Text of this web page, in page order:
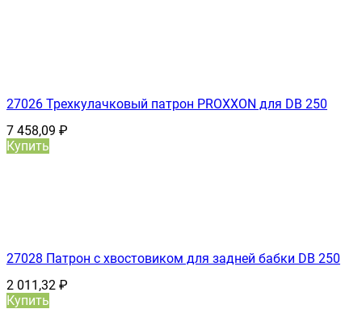
27026 Трехкулачковый патрон PROXXON для DB 250
7 458,09 ₽
Купить
27028 Патрон с хвостовиком для задней бабки DB 250
2 011,32 ₽
Купить